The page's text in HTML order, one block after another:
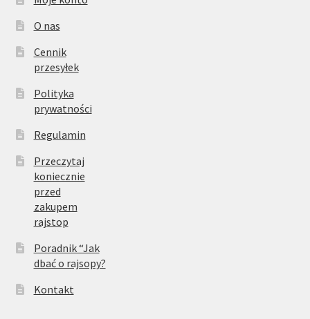
O nas
Cennik
przesyłek
Polityka
prywatności
Regulamin
Przeczytaj
koniecznie
przed
zakupem
rajstop
Poradnik “Jak
dbać o rajsopy?
Kontakt